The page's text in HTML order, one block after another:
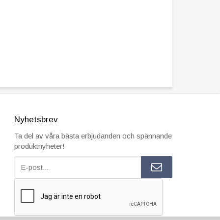
Nyhetsbrev
Ta del av våra bästa erbjudanden och spännande
produktnyheter!